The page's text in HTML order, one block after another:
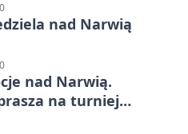
nad Narwią
nad Narwią.
na turniej